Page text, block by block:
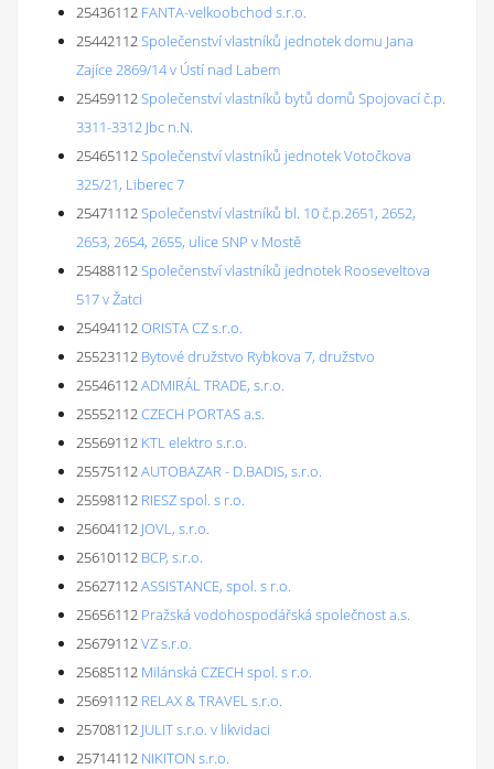
25436112 FANTA-velkoobchod s.r.o.
25442112Společenství vlastníků jednotek domu Jana
Zajíce 2869/14 v Ústí nad Labem
25459112Společenství vlastníků bytů domů Spojovací č.p.
3311-3312 Jbc n.N.
25465112Společenství vlastníků jednotek Votočkova
325/21, Liberec 7
25471112Společenství vlastníků bl. 10 č.p.2651, 2652,
2653, 2654, 2655, ulice SNP v Mostě
25488112Společenství vlastníků jednotek Rooseveltova
517 v Žatci
25494112ORISTA CZ s.r.o.
25523112 Bytové družstvo Rybkova 7, družstvo
25546112ADMIRÁL TRADE, s.r.o.
25552112CZECH PORTAS a.s.
25569112 KTL elektro s.r.o.
25575112AUTOBAZAR - D.BADIS, s.r.o.
25598112 RIESZ spol. s r.o.
25604112 JOVL, s.r.o.
25610112 BCP, s.r.o.
25627112ASSISTANCE, spol. s r.o.
25656112 Pražská vodohospodářská společnost a.s.
25679112VZ s.r.o.
25685112 Milánská CZECH spol. s r.o.
25691112 RELAX & TRAVEL s.r.o.
25708112 JULIT s.r.o. v likvidaci
25714112 NIKITON s.r.o.